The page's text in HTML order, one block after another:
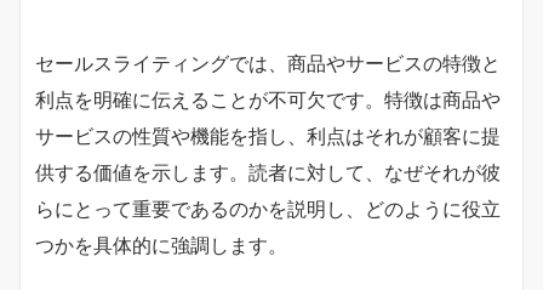
セールスライティングでは、商品やサービスの特徴と
利点を明確に伝えることが不可欠です。特徴は商品や
サービスの性質や機能を指し、利点はそれが顧客に提
供する価値を示します。読者に対して、なぜそれが彼
らにとって重要であるのかを説明し、どのように役立
つかを具体的に強調します。